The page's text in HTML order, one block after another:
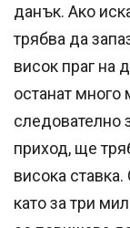
данък. Ако
трябва да
висок праг на
останат много
следователно
приход, ще
висока
като за три